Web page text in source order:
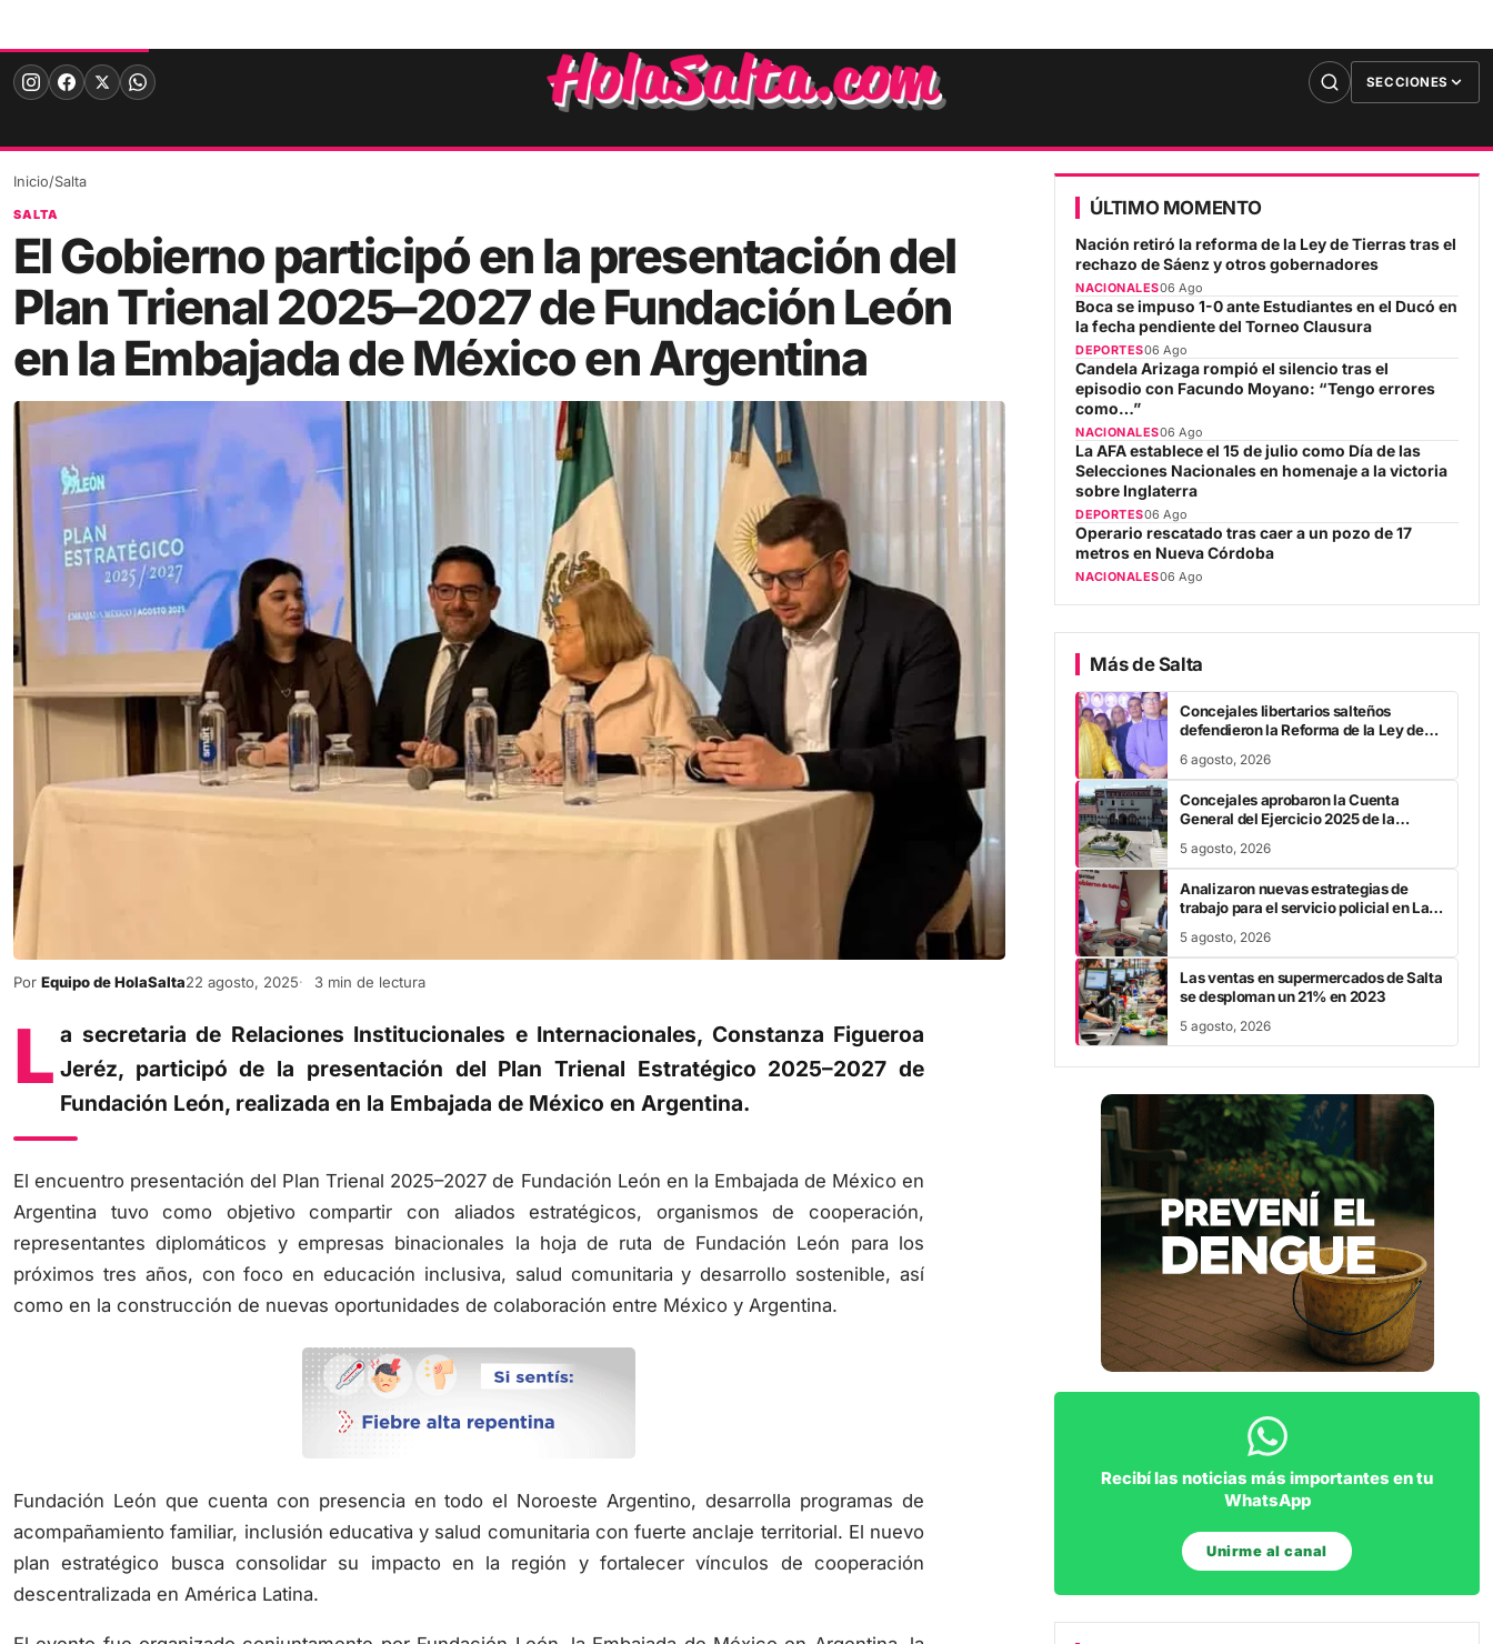
content
SECCIONES
El Gobierno participó en la presentación del
Plan Trienal 2025–2027 de Fundación León
en la Embajada de México en Argentina
PorEquipo de HolaSalta22 agosto, 2025 3 min de lectura
L
Jeréz, participó de la presentación del Plan Trienal Estratégico 2025–2027 de
Fundación León, realizada en la Embajada de México en Argentina.
Argentina tuvo como objetivo compartir con aliados estratégicos, organismos de cooperación,
representantes diplomáticos y empresas binacionales la hoja de ruta de Fundación León para los
próximos tres años, con foco en educación inclusiva, salud comunitaria y desarrollo sostenible, así
como en la construcción de nuevas oportunidades de colaboración entre México y Argentina.
acompañamiento familiar, inclusión educativa y salud comunitaria con fuerte anclaje territorial. El nuevo
plan estratégico busca consolidar su impacto en la región y fortalecer vínculos de cooperación
descentralizada en América Latina.
rechazo de Sáenz y otros gobernadores
NACIONALES06 Ago
Boca se impuso 1-0 ante Estudiantes en el Ducó en
la fecha pendiente del Torneo Clausura
DEPORTES06 Ago
Candela Arizaga rompió el silencio tras el
episodio con Facundo Moyano: “Tengo errores
como…”
NACIONALES
La AFA establece el 15 de julio como Día de las
Selecciones Nacionales en homenaje a la victoria
sobre Inglaterra
DEPORTES06 Ago
Operario rescatado tras caer a un pozo de 17
metros en Nueva Córdoba
NACIONALES06 Ago
Concejales libertarios salteños
defendieron la Reforma de la Ley de
Tierras
Concejales aprobaron la Cuenta
General del Ejercicio 2025 de la
Municipalidad capitalina
5 agosto, 2026
Analizaron nuevas estrategias de
trabajo para el servicio policial en La
Candelaria
5 agosto, 2026
Las ventas en supermercados de Salta
se desploman un 21% en 2023
5 agosto, 2026
Recibí las noticias más importantes en tu
WhatsApp
Unirme al canal